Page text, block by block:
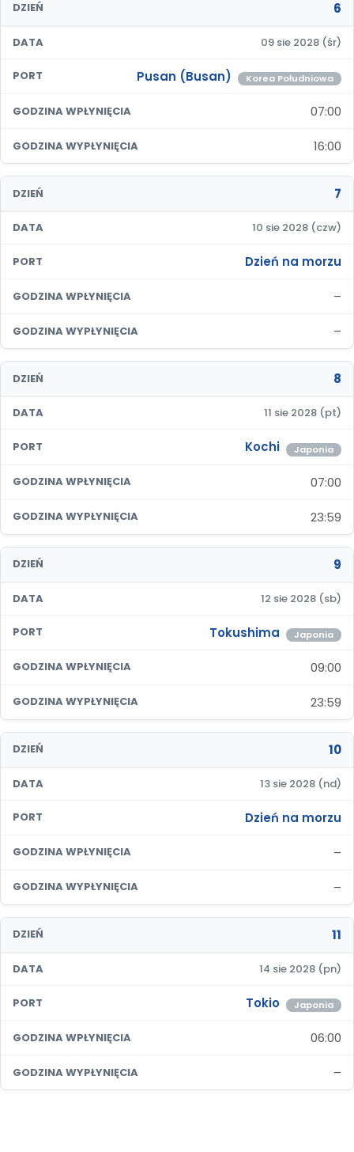
DZIEŃ 6
DATA 09 sie 2028 (śr)
PORT Pusan (Busan) Korea Południowa
GODZINA WPŁYNIĘCIA 07:00
GODZINA WYPŁYNIĘCIA 16:00
DZIEŃ 7
DATA 10 sie 2028 (czw)
PORT Dzień na morzu
GODZINA WPŁYNIĘCIA –
GODZINA WYPŁYNIĘCIA –
DZIEŃ 8
DATA 11 sie 2028 (pt)
PORT Kochi Japonia
GODZINA WPŁYNIĘCIA 07:00
GODZINA WYPŁYNIĘCIA 23:59
DZIEŃ 9
DATA 12 sie 2028 (sb)
PORT Tokushima Japonia
GODZINA WPŁYNIĘCIA 09:00
GODZINA WYPŁYNIĘCIA 23:59
DZIEŃ 10
DATA 13 sie 2028 (nd)
PORT Dzień na morzu
GODZINA WPŁYNIĘCIA –
GODZINA WYPŁYNIĘCIA –
DZIEŃ 11
DATA 14 sie 2028 (pn)
PORT Tokio Japonia
GODZINA WPŁYNIĘCIA 06:00
GODZINA WYPŁYNIĘCIA –